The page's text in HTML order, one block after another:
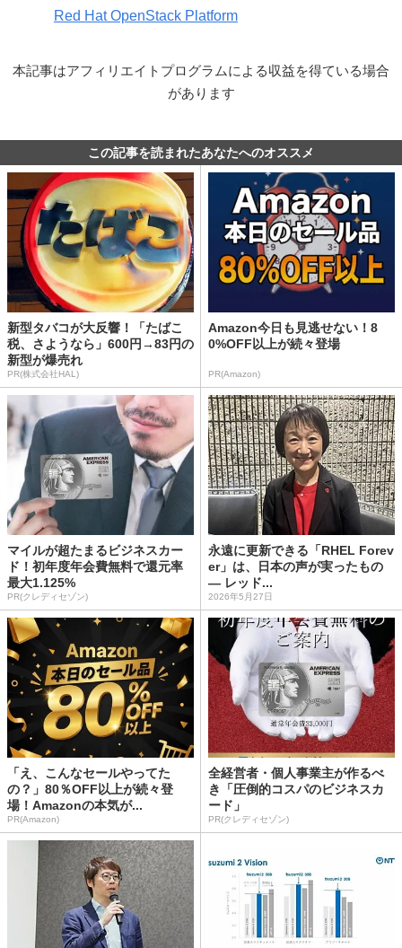
Red Hat OpenStack Platform
本記事はアフィリエイトプログラムによる収益を得ている場合
があります
この記事を読まれたあなたへのオススメ
新型タバコが大反響！「たばこ
税、さようなら」600円→83円の
新型が爆売れ
PR(株式会社HAL)
Amazon今日も見逃せない！8
0%OFF以上が続々登場
PR(Amazon)
マイルが超たまるビジネスカー
ド！初年度年会費無料で還元率
最大1.125%
PR(クレディセゾン)
永遠に更新できる「RHEL Forev
er」は、日本の声が実ったもの
― レッド...
2026年5月27日
「え、こんなセールやってた
の？」80％OFF以上が続々登
場！Amazonの本気が...
PR(Amazon)
全経営者・個人事業主が作るべ
き「圧倒的コスパのビジネスカ
ード」
PR(クレディセゾン)